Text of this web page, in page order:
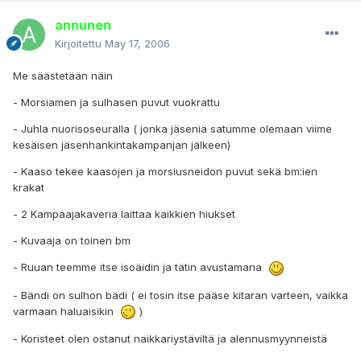
annunen
Kirjoitettu May 17, 2006
Me säästetään näin
- Morsiamen ja sulhasen puvut vuokrattu
- Juhla nuorisoseuralla ( jonka jäseniä satumme olemaan viime
kesäisen jäsenhankintakampanjan jälkeen)
- Kaaso tekee kaasojen ja morsiusneidon puvut sekä bm:ien
krakat
- 2 Kampaajakaveria laittaa kaikkien hiukset
- Kuvaaja on toinen bm
- Ruuan teemme itse isoäidin ja tätin avustamana
- Bändi on sulhon bädi ( ei tosin itse pääse kitaran varteen, vaikka
varmaan haluaisikin
)
- Koristeet olen ostanut naikkariystäviltä ja alennusmyynneistä